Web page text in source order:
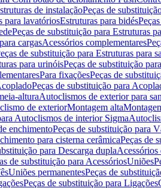
de instalaçãoPeças de
para lavatóriosEstruturas para bidés
Peças de substituição para Estruturas
cargasAcessórios complementares
de substituição para Estruturas para
para urinóisPeças de substituição
Para fixaçõesPeças de
Peças de substituição para
alturaAutoclismos de exterior para
de exteriorMontagem alta
Autoclismos de interior Sigma
enchimentoPeças de substituição para
para cisterna cerâmicaPeças de
para Descarga duplaAcessórios
de substituição para AcessóriosUniões
Uniões permanentesPeças de
Peças de substituição para Ligações